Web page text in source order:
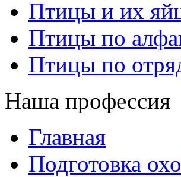
Птицы и их
Птицы по
Птицы по
Наша профессия
Главная
Подготовка